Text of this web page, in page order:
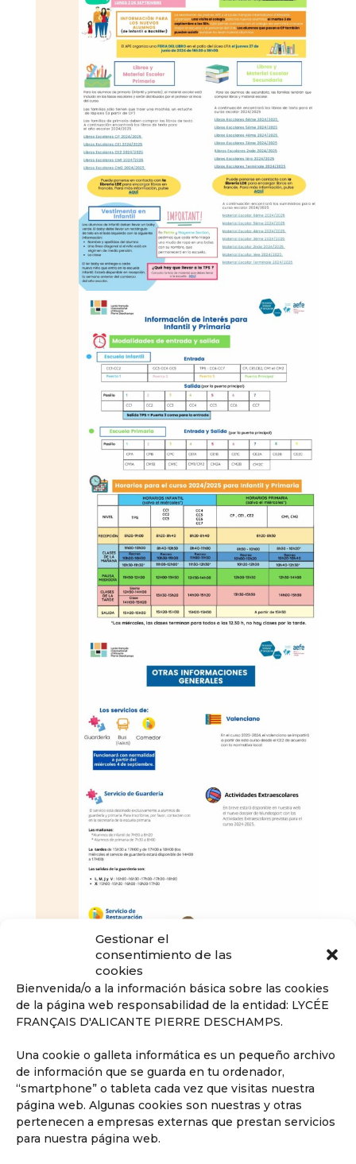
Gestionar el
consentimiento de las
cookies
Bienvenida/o a la información básica sobre las cookies
de la página web responsabilidad de la entidad: LYCÉE
FRANÇAIS D'ALICANTE PIERRE DESCHAMPS.
Una cookie o galleta informática es un pequeño archivo
de información que se guarda en tu ordenador,
“smartphone” o tableta cada vez que visitas nuestra
página web. Algunas cookies son nuestras y otras
pertenecen a empresas externas que prestan servicios
para nuestra página web.